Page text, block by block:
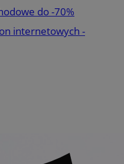
do -70%
internetowych -